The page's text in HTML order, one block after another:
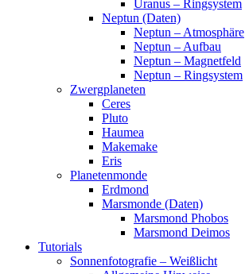
Uranus – Ringsystem
Neptun (Daten)
Neptun – Atmosphäre
Neptun – Aufbau
Neptun – Magnetfeld
Neptun – Ringsystem
Zwergplaneten
Ceres
Pluto
Haumea
Makemake
Eris
Planetenmonde
Erdmond
Marsmonde (Daten)
Marsmond Phobos
Marsmond Deimos
Tutorials
Sonnenfotografie – Weißlicht